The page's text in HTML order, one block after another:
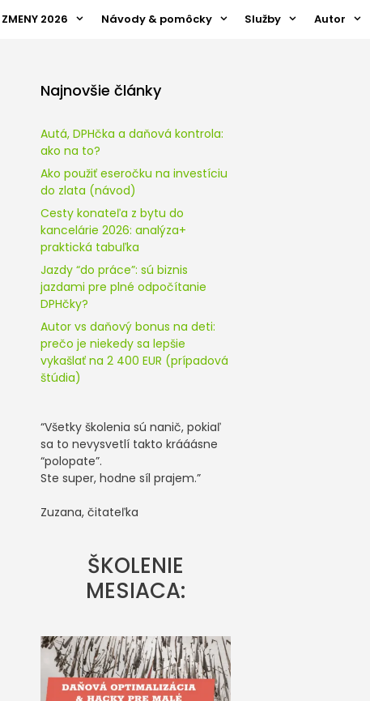
ZMENY 2026 Návody & pomôcky Služby Autor
Najnovšie články
Autá, DPHčka a daňová kontrola:
ako na to?
Ako použiť eseročku na investíciu
do zlata (návod)
Cesty konateľa z bytu do
kancelárie 2026: analýza+
praktická tabuľka
Jazdy “do práce”: sú biznis
jazdami pre plné odpočítanie
DPHčky?
Autor vs daňový bonus na deti:
prečo je niekedy sa lepšie
vykašlať na 2 400 EUR (prípadová
štúdia)
“Všetky školenia sú nanič, pokiaľ
sa to nevysvetlí takto krááásne
“polopate”.
Ste super, hodne síl prajem.”
Zuzana, čitateľka
ŠKOLENIE
MESIACA: